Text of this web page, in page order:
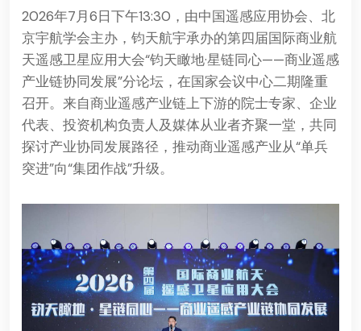
2026年7月6日下午13:30，由中国遥感应用协会、北
京宇航学会主办，钧天航宇承办的第四届国际商业航
天遥感卫星应用大会“钧天瞰地·星链同心——商业遥感
产业链协同发展”分论坛，在国家会议中心二期隆重
召开。来自商业遥感产业链上下游的院士专家、企业
代表、投资机构负责人及媒体从业者齐聚一堂，共同
探讨产业协同发展路径，推动商业遥感产业从“单兵
突进”向“集团作战”升级。